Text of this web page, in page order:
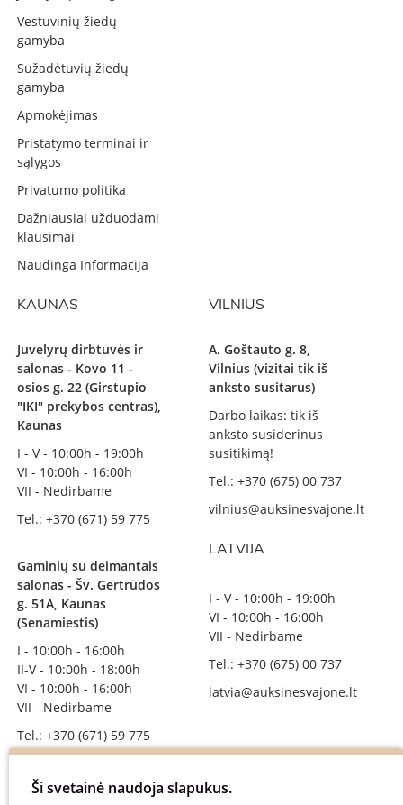
Vestuvinių žiedų
gamyba
Sužadėtuvių žiedų
gamyba
Apmokėjimas
Pristatymo terminai ir
sąlygos
Privatumo politika
Dažniausiai užduodami
klausimai
Naudinga Informacija
KAUNAS
Juvelyrų dirbtuvės ir
salonas - Kovo 11 -
osios g. 22 (Girstupio
"IKI" prekybos centras),
Kaunas
I - V - 10:00h - 19:00h
VI - 10:00h - 16:00h
VII - Nedirbame
Tel.: +370 (671) 59 775
Gaminių su deimantais
salonas - Šv. Gertrūdos
g. 51A, Kaunas
(Senamiestis)
I - 10:00h - 16:00h
II-V - 10:00h - 18:00h
VI - 10:00h - 16:00h
VII - Nedirbame
Tel.: +370 (671) 59 775
VILNIUS
A. Goštauto g. 8,
Vilnius (vizitai tik iš
anksto susitarus)
Darbo laikas: tik iš
anksto susiderinus
susitikimą!
Tel.: +370 (675) 00 737
vilnius@auksinesvajone.lt
LATVIJA
I - V - 10:00h - 19:00h
VI - 10:00h - 16:00h
VII - Nedirbame
Tel.: +370 (675) 00 737
latvia@auksinesvajone.lt
Ši svetainė naudoja slapukus.